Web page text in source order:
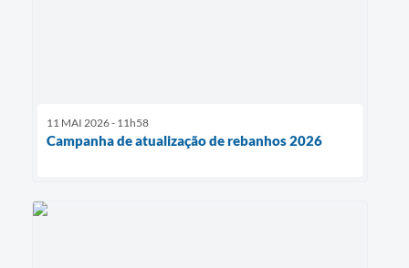
11 MAI 2026 - 11h58
Campanha de atualização de rebanhos 2026